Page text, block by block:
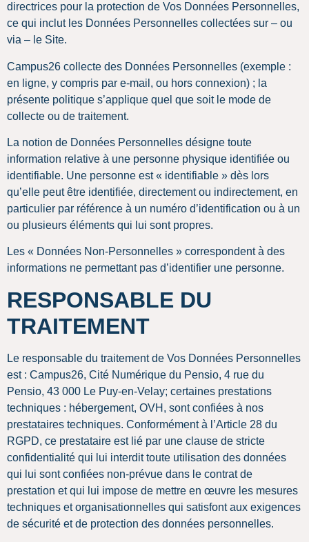
directrices pour la protection de Vos Données Personnelles,
ce qui inclut les Données Personnelles collectées sur – ou
via – le Site.
Campus26 collecte des Données Personnelles (exemple :
en ligne, y compris par e-mail, ou hors connexion) ; la
présente politique s’applique quel que soit le mode de
collecte ou de traitement.
La notion de Données Personnelles désigne toute
information relative à une personne physique identifiée ou
identifiable. Une personne est « identifiable » dès lors
qu’elle peut être identifiée, directement ou indirectement, en
particulier par référence à un numéro d’identification ou à un
ou plusieurs éléments qui lui sont propres.
Les « Données Non-Personnelles » correspondent à des
informations ne permettant pas d’identifier une personne.
RESPONSABLE DU
TRAITEMENT
Le responsable du traitement de Vos Données Personnelles
est : Campus26, Cité Numérique du Pensio, 4 rue du
Pensio, 43 000 Le Puy-en-Velay; certaines prestations
techniques : hébergement, OVH, sont confiées à nos
prestataires techniques. Conformément à l’Article 28 du
RGPD, ce prestataire est lié par une clause de stricte
confidentialité qui lui interdit toute utilisation des données
qui lui sont confiées non-prévue dans le contrat de
prestation et qui lui impose de mettre en œuvre les mesures
techniques et organisationnelles qui satisfont aux exigences
de sécurité et de protection des données personnelles.